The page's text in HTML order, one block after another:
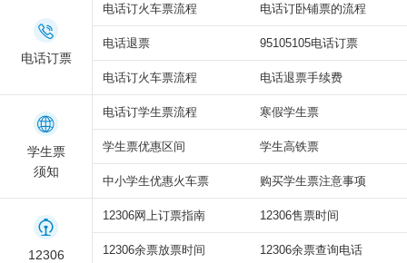
电话订票
电话订火车票流程 电话订卧铺票的流程
电话退票 95105105电话订票
电话订火车票流程 电话退票手续费
学生票
须知
电话订学生票流程 寒假学生票
学生票优惠区间 学生高铁票
中小学生优惠火车票 购买学生票注意事项
12306
12306网上订票指南 12306售票时间
12306余票放票时间 12306余票查询电话